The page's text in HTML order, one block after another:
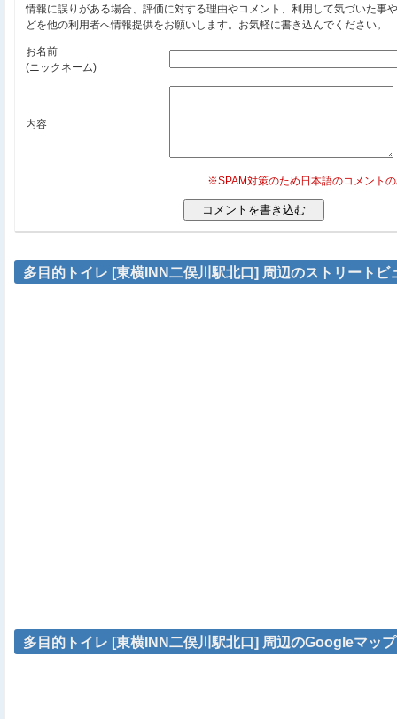
情報に誤りがある場合、評価に対する理由やコメント、利用して気づいた事
どを他の利用者へ情報提供をお願いします。お気軽に書き込んでください。
お名前
(ニックネーム)
内容
※SPAM対策のため日本語のコメント
多目的トイレ [東横INN二俣川駅北口] 周辺のストリートビ
多目的トイレ [東横INN二俣川駅北口] 周辺のGoogleマップ